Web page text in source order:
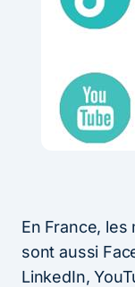
En France,
sont aussi
LinkedIn,